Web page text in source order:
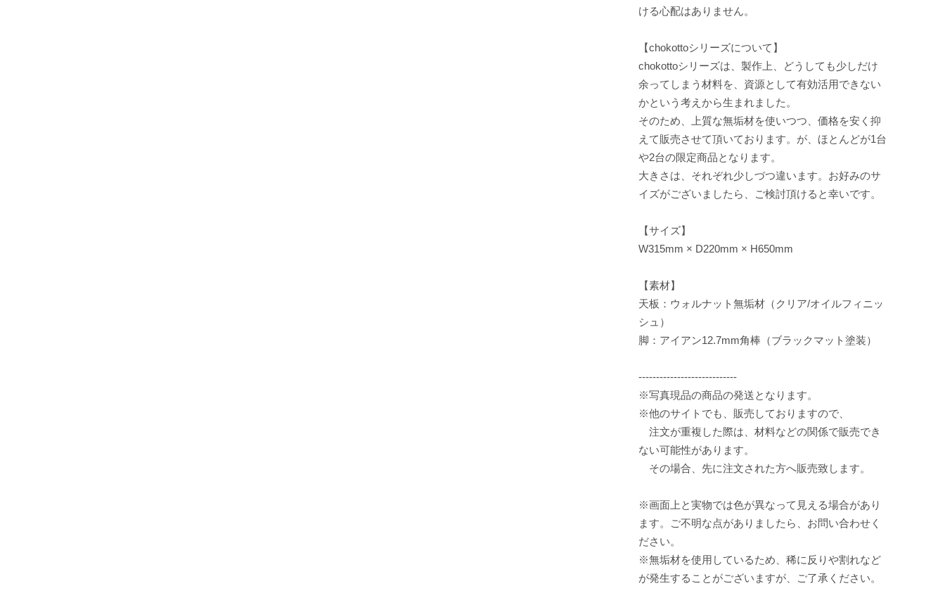
ける心配はありません。
【chokottoシリーズについて】
chokottoシリーズは、製作上、どうしても少しだけ
余ってしまう材料を、資源として有効活用できない
かという考えから生まれました。
そのため、上質な無垢材を使いつつ、価格を安く抑
えて販売させて頂いております。が、ほとんどが1台
や2台の限定商品となります。
大きさは、それぞれ少しづつ違います。お好みのサ
イズがございましたら、ご検討頂けると幸いです。
【サイズ】
W315mm × D220mm × H650mm
【素材】
天板：ウォルナット無垢材（クリア/オイルフィニッ
シュ）
脚：アイアン12.7mm角棒（ブラックマット塗装）
----------------------------
※写真現品の商品の発送となります。
※他のサイトでも、販売しておりますので、
注文が重複した際は、材料などの関係で販売でき
ない可能性があります。
その場合、先に注文された方へ販売致します。
※画面上と実物では色が異なって見える場合があり
ます。ご不明な点がありましたら、お問い合わせく
ださい。
※無垢材を使用しているため、稀に反りや割れなど
が発生することがございますが、ご了承ください。